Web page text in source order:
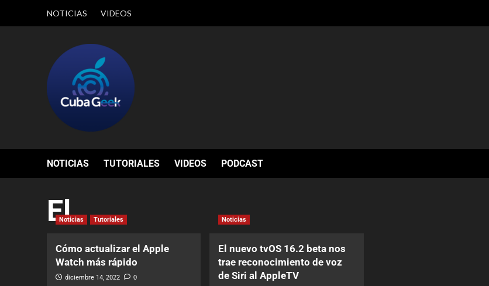
NOTICIAS VIDEOS
NOTICIAS TUTORIALES VIDEOS PODCAST
ElNoticias Tutoriales
Cómo actualizar el Apple
Watch más rápido
diciembre 14, 2022 0
Noticias
El nuevo tvOS 16.2 beta nos
trae reconocimiento de voz
de Siri al AppleTV